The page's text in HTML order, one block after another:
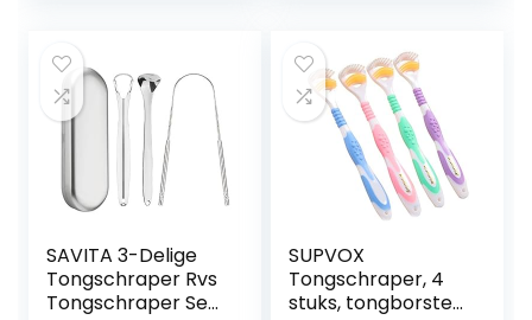
SAVITA 3-Delige
Tongschraper Rvs
Tongschraper Set
SUPVOX
Tongschraper, 4
stuks, tongborstel,